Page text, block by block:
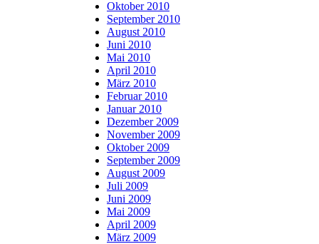
Oktober 2010
September 2010
August 2010
Juni 2010
Mai 2010
April 2010
März 2010
Februar 2010
Januar 2010
Dezember 2009
November 2009
Oktober 2009
September 2009
August 2009
Juli 2009
Juni 2009
Mai 2009
April 2009
März 2009